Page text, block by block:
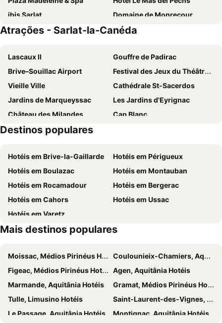
ibis Sarlat
Domaine de Monrecour
Logis Hôtel Restaurant La Borie
The Originals City, Hôtel Albizia, Sarlat-la-Canéda
Domaine de Rochebois & Spa Nuxe
Auberge des Platanes
Le Relais Des 5 Chateaux
Hotel du Chateau
Hôtel du Pont et Restaurant à Groléjac
La Perle de Domme
Maisons La Boissiere
Les Glycines - Hôtel & Spa - Teritoria
Château de Puy Robert
Résidence Odalys Le Hameau du Moulin
Lagrange Vacances Les Bastides de Lascaux
Atrações - Sarlat-la-Canéda
Lascaux II
Gouffre de Padirac
Brive–Souillac Airport
Festival des Jeux du Théâtre de Sarlat
Vieille Ville
Cathédrale St-Sacerdos
Jardins de Marqueyssac
Les Jardins d'Eyrignac
Château des Milandes
Cap Blanc
Font de Gaume Cave
Prehistoric Sites and Decorated Caves of the Vézère Valley
Le Bournat
Le Thot Prehistory Centre
Destinos populares
Hotéis em Brive-la-Gaillarde
Hotéis em Périgueux
Hotéis em Boulazac
Hotéis em Montauban
Hotéis em Rocamadour
Hotéis em Bergerac
Hotéis em Cahors
Hotéis em Ussac
Hotéis em Varetz
Mais destinos populares
Moissac, Médios Pirinéus Hotéis
Coulounieix-Chamiers, Aquitânia Hotéis
Figeac, Médios Pirinéus Hotéis
Agen, Aquitânia Hotéis
Marmande, Aquitânia Hotéis
Gramat, Médios Pirinéus Hotéis
Tulle, Limusino Hotéis
Saint-Laurent-des-Vignes, Aquitânia Hotéis
Le Passage, Aquitânia Hotéis
Montignac, Aquitânia Hotéis